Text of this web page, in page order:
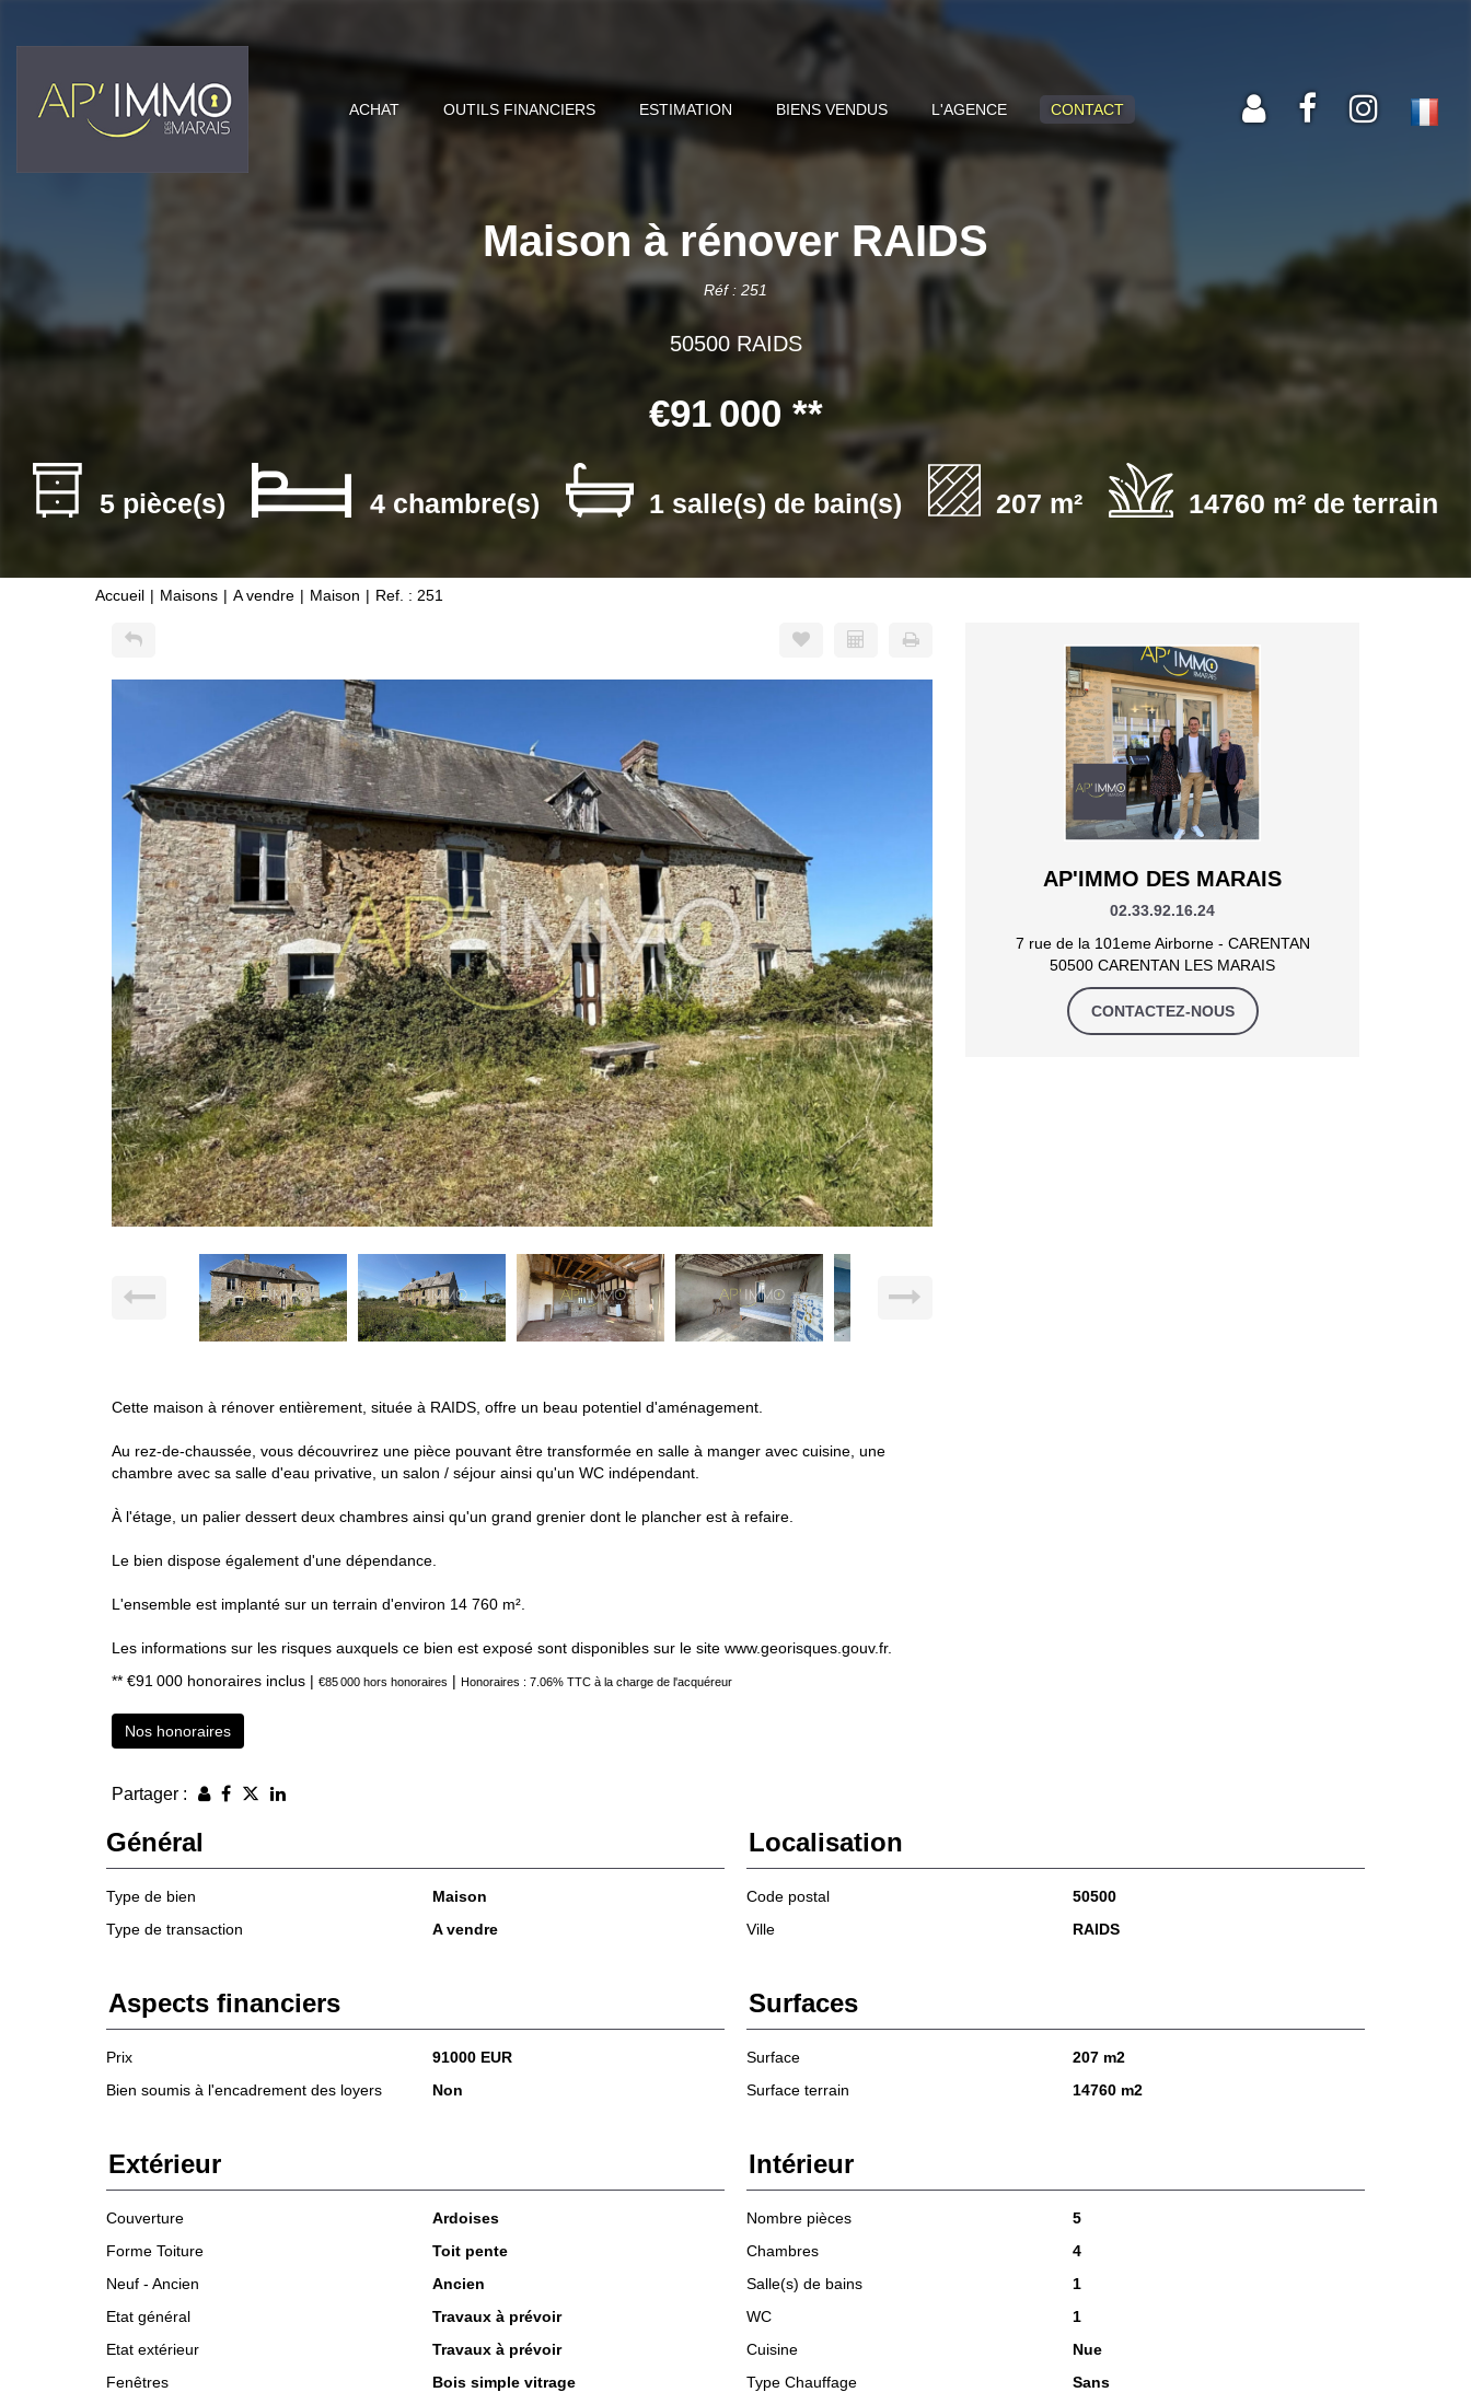
ACHAT OUTILS FINANCIERS ESTIMATION BIENS VENDUS L'AGENCE CONTACT
Maison à rénover RAIDS
Réf : 251
50500 RAIDS
€91 000 **
5 pièce(s) 4 chambre(s) 1 salle(s) de bain(s) 207 m² 14760 m² de terrain
Accueil Maisons A vendre Maison Ref. : 251
Cette maison à rénover entièrement, située à RAIDS, offre un beau potentiel d'aménagement.
Au rez-de-chaussée, vous découvrirez une pièce pouvant être transformée en salle à manger avec cuisine, une
chambre avec sa salle d'eau privative, un salon / séjour ainsi qu'un WC indépendant.
À l'étage, un palier dessert deux chambres ainsi qu'un grand grenier dont le plancher est à refaire.
Le bien dispose également d'une dépendance.
L'ensemble est implanté sur un terrain d'environ 14 760 m².
Les informations sur les risques auxquels ce bien est exposé sont disponibles sur le site www.georisques.gouv.fr.
** €91 000 honoraires inclus | €85 000 hors honoraires | Honoraires : 7.06% TTC à la charge de l'acquéreur
Nos honoraires
Partager :
AP'IMMO DES MARAIS
02.33.92.16.24
7 rue de la 101eme Airborne - CARENTAN
50500 CARENTAN LES MARAIS
CONTACTEZ-NOUS
Général
Type de bien
Maison
Type de transaction
A vendre
Localisation
Code postal
50500
Ville
RAIDS
Aspects financiers
Prix
91000 EUR
Bien soumis à l'encadrement des loyers
Non
Surfaces
Surface
207 m2
Surface terrain
14760 m2
Extérieur
Couverture
Ardoises
Forme Toiture
Toit pente
Neuf - Ancien
Ancien
Etat général
Travaux à prévoir
Etat extérieur
Travaux à prévoir
Fenêtres
Bois simple vitrage
Intérieur
Nombre pièces
5
Chambres
4
Salle(s) de bains
1
WC
1
Cuisine
Nue
Type Chauffage
Sans